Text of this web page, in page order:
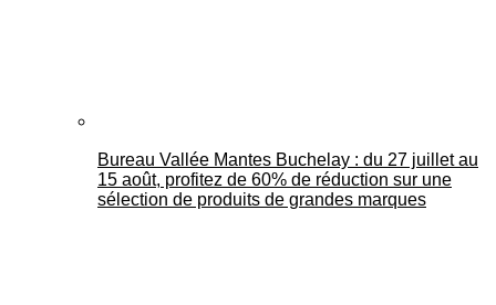
Bureau Vallée Mantes Buchelay : du 27 juillet au
15 août, profitez de 60% de réduction sur une
sélection de produits de grandes marques